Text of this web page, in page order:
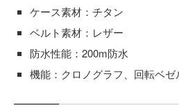
ケース素材：チタン
ベルト素材：レザー
防水性能：200m防水
機能：クロノグラフ、回転ベゼ